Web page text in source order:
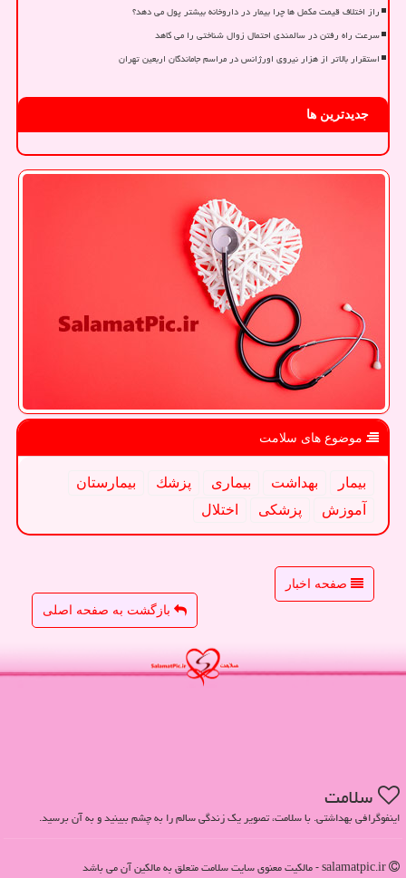
راز اختلاف قیمت مکمل ها چرا بیمار در داروخانه بیشتر پول می دهد؟
سرعت راه رفتن در سالمندی احتمال زوال شناختی را می کاهد
استقرار بالاتر از هزار نیروی اورژانس در مراسم جاماندگان اربعین تهران
جدیدترین ها
موضوع های سلامت
بیمار بهداشت بیماری پزشك
بیمارستان
آموزش
پزشكی اختلال
صفحه اخبار
بازگشت به صفحه اصلی
سلامت
اینفوگرافی بهداشتی. با سلامت، تصویر یک زندگی سالم را به چشم ببینید و به آن برسید.